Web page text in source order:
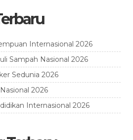
Internasional 2026
Sampah Nasional 2026
Sedunia 2026
2026
Internasional 2026